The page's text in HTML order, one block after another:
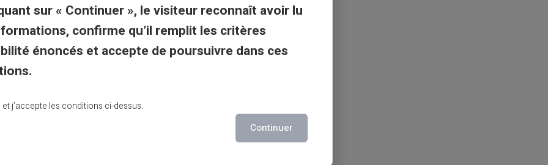
de budget via une carte
qui gagne un salaire net de 2 300
fixes de dépense (loyer, énergie,
raisonnable restant pour la nourriture,
charger 600 € mensuellement sur sa
allouée pour réguler ses
sur « Continuer », le visiteur reconnaît avoir lu
confirme qu’il remplit les critères
énoncés et accepte de poursuivre dans ces
et j’accepte les conditions ci-dessus.
Continuer